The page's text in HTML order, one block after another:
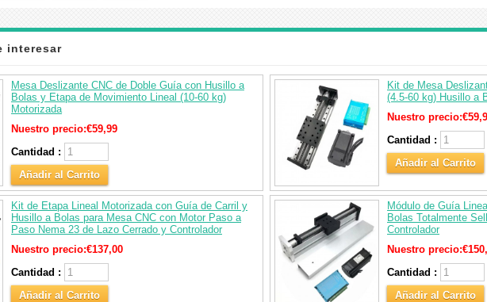
interesar
Mesa Deslizante CNC de Doble Guía con Husillo a
Bolas y Etapa de Movimiento Lineal (10‑60 kg)
Motorizada
Nuestro precio:€59,99
Cantidad :
Añadir al Carrito
Kit de Mesa
(4.5‑60 kg) Husillo a
Nuestro precio:
Cantidad :
Añadir al Carrito
Kit de Etapa Lineal Motorizada con Guía de Carril y
Husillo a Bolas para Mesa CNC con Motor Paso a
Paso Nema 23 de Lazo Cerrado y Controlador
Nuestro precio:€137,00
Cantidad :
Añadir al Carrito
Módulo de Guía
Bolas Totalmente
Controlador
Nuestro precio:
Cantidad :
Añadir al Carrito